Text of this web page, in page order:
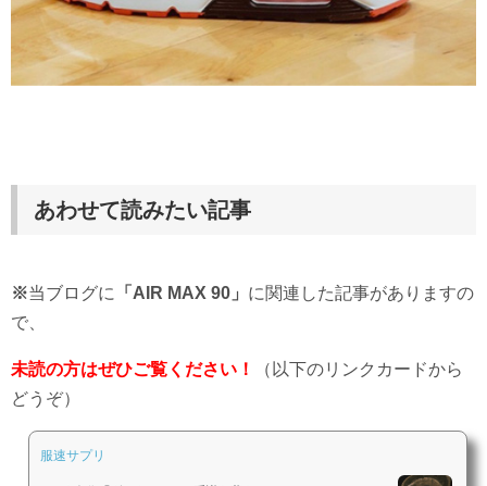
あわせて読みたい記事
※当ブログに 「AIR MAX 90 」 に関連した記事がありますの
で、
未読の方はぜひご覧ください！
（以下のリンクカードから
どうぞ）
服速サプリ